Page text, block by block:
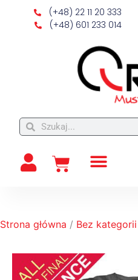
(+48) 22 11 20 333
(+48) 601 233 014
Strona główna / Bez kategorii